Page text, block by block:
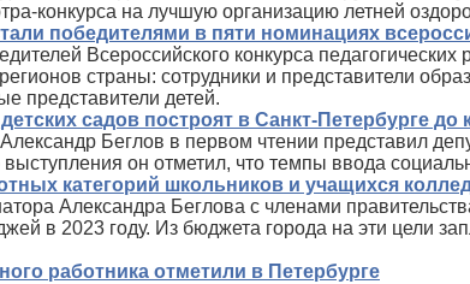
конкурса на лучшую организацию летней
победителями в пяти номинациях
Всероссийского конкурса
страны: сотрудники и представители
представители детей.
садов построят в Санкт‑Петербурге до
Беглов в первом чтении представил
он отметил, что темпы ввода
категорий школьников и учащихся
Александра Беглова с членами
в 2023 году. Из бюджета города на эти цели
работника отметили в Петербурге